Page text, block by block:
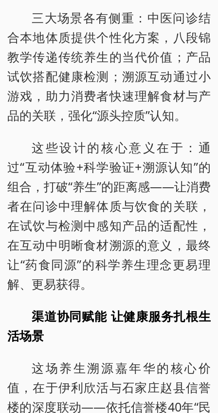
三大场景各有侧重：中医问诊结
合本地体质提供个性化方案，八段锦
教学传递传统养生的当代价值；产品
试饮搭配健康检测；溯源互动通过小
游戏，助力消费者快速理解食材与产
品的关联，强化“源头控质”认知。
这些设计的核心意义在于：通
过“互动体验+科学验证+溯源认知”的
组合，打破“养生”的距离感——让消费
者在问诊中理解体质与饮食的关联，
在试饮与检测中感知产品的适配性，
在互动中明晰食材溯源的意义，最终
让“药食同源”的科学养生理念更易理
解、更易获得。
渠道协同赋能 让健康服务扎根生
活场景
这场养生溯源嘉年华的核心价
值，在于伊利欣活与石家庄赵县信誉
楼的深度联动——依托信誉楼40年“民